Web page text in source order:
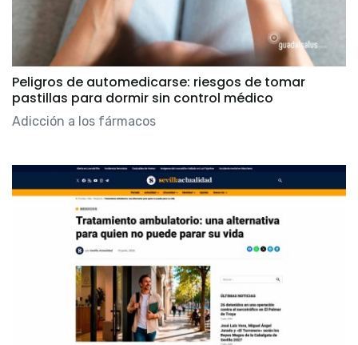
Peligros de automedicarse: riesgos de tomar
pastillas para dormir sin control médico
Adicción a los fármacos